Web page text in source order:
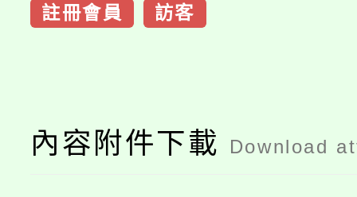
註冊會員 訪客
內容附件下載 Download